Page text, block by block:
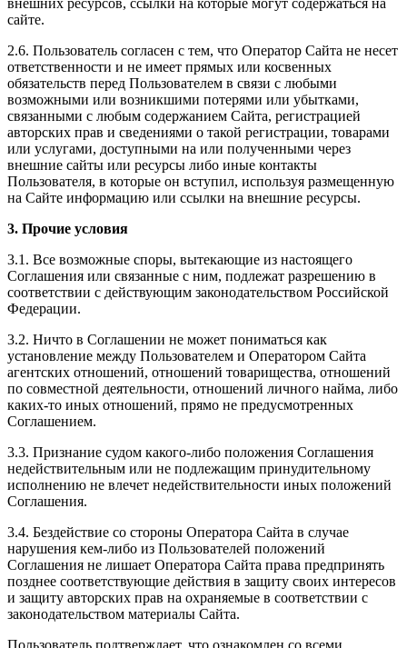
внешних ресурсов, ссылки на которые могут содержаться на
сайте.
2.6. Пользователь согласен с тем, что Оператор Сайта не несет
ответственности и не имеет прямых или косвенных
обязательств перед Пользователем в связи с любыми
возможными или возникшими потерями или убытками,
связанными с любым содержанием Сайта, регистрацией
авторских прав и сведениями о такой регистрации, товарами
или услугами, доступными на или полученными через
внешние сайты или ресурсы либо иные контакты
Пользователя, в которые он вступил, используя размещенную
на Сайте информацию или ссылки на внешние ресурсы.
3. Прочие условия
3.1. Все возможные споры, вытекающие из настоящего
Соглашения или связанные с ним, подлежат разрешению в
соответствии с действующим законодательством Российской
Федерации.
3.2. Ничто в Соглашении не может пониматься как
установление между Пользователем и Оператором Сайта
агентских отношений, отношений товарищества, отношений
по совместной деятельности, отношений личного найма, либо
каких-то иных отношений, прямо не предусмотренных
Соглашением.
3.3. Признание судом какого-либо положения Соглашения
недействительным или не подлежащим принудительному
исполнению не влечет недействительности иных положений
Соглашения.
3.4. Бездействие со стороны Оператора Сайта в случае
нарушения кем-либо из Пользователей положений
Соглашения не лишает Оператора Сайта права предпринять
позднее соответствующие действия в защиту своих интересов
и защиту авторских прав на охраняемые в соответствии с
законодательством материалы Сайта.
Пользователь подтверждает, что ознакомлен со всеми